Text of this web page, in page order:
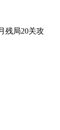
残局20关攻